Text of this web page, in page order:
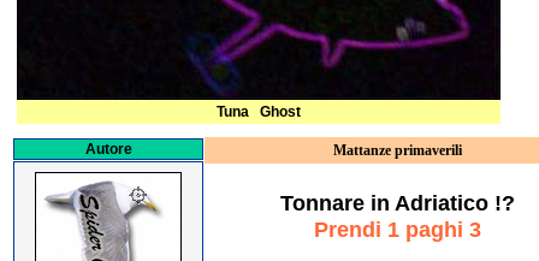
Autore Mattanze primaverili
Tonnare in Adriatico !?
Prendi 1 paghi 3
Tuna Ghost